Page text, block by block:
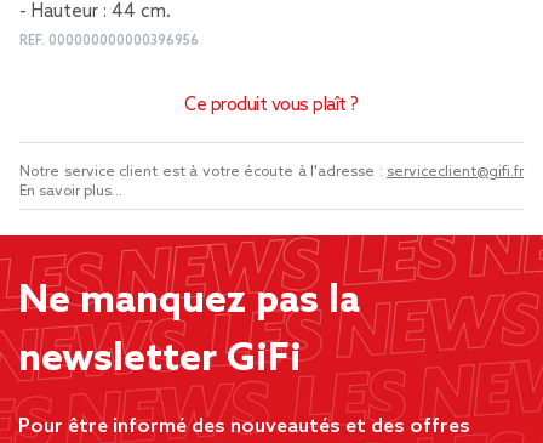
- Hauteur : 44 cm.
REF. 000000000000396956
Ce produit vous plaît ?
Notre service client est à votre écoute à l'adresse : serviceclient@gifi.fr
En savoir plus...
Ne manquez pas la
newsletter GiFi
Pour être informé des nouveautés et des offres